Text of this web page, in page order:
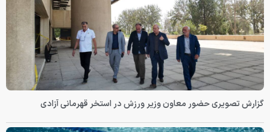
گزارش تصویری حضور معاون وزیر ورزش در استخر قهرمانی آزادی